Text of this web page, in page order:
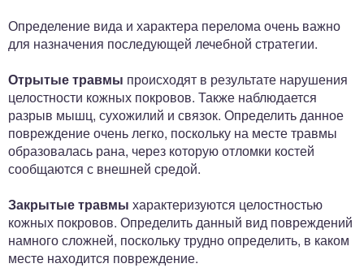
Определение вида и характера перелома очень важно
для назначения последующей лечебной стратегии.
Отрытые травмы происходят в результате нарушения
целостности кожных покровов. Также наблюдается
разрыв мышц, сухожилий и связок. Определить данное
повреждение очень легко, поскольку на месте травмы
образовалась рана, через которую отломки костей
сообщаются с внешней средой.
Закрытые травмы характеризуются целостностью
кожных покровов. Определить данный вид повреждений
намного сложней, поскольку трудно определить, в каком
месте находится повреждение.